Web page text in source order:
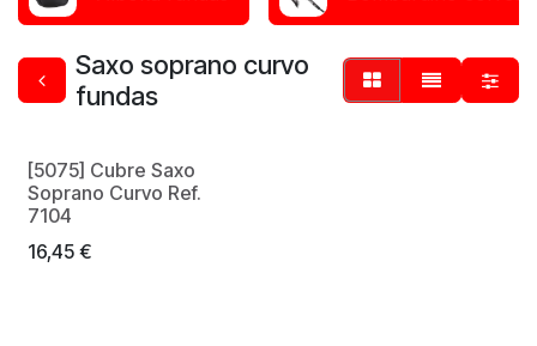
Saxo soprano curvo
fundas
[5075] Cubre Saxo
Soprano Curvo Ref.
7104
16,45 €